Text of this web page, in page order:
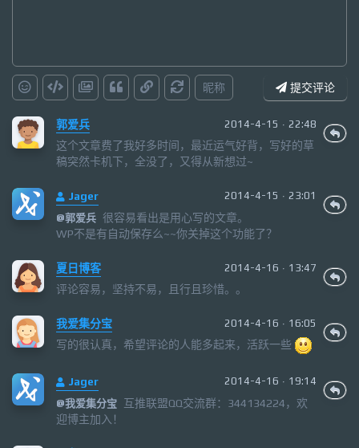
昵称 提交评论
郭爱兵 2014-4-15 · 22:48
这个文章费了我好多时间，最近运气好背，写好的草
稿突然卡机下，全没了，又得从新想过~
Jager
2014-4-15 · 23:01
@郭爱兵 很容易看出是用心写的文章。
WP不是有自动保存么~~你关掉这个功能了？
夏日博客 2014-4-16 · 13:47
评论容易，坚持不易，且行且珍惜。。
我爱集分宝 2014-4-16 · 16:05
写的很认真，希望评论的人能多起来，活跃一些
Jager
2014-4-16 · 19:14
@我爱集分宝 互推联盟QQ交流群：344134224，欢
迎博主加入！